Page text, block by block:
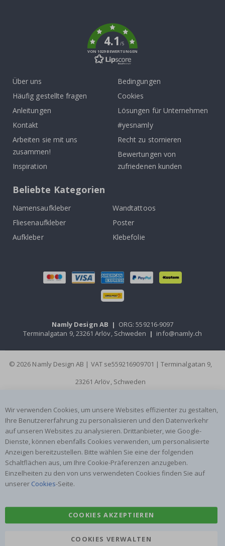
4.1/5
VON 1029 BEWERTUNGEN
Über uns
Häufig gestellte fragen
Anleitungen
Kontakt
Arbeiten sie mit uns
zusammen!
Inspiration
Bedingungen
Cookies
Lösungen für Unternehmen
#yesnamly
Recht zu stornieren
Bewertungen von
zufriedenen kunden
Beliebte Kategorien
Namensaufkleber
Wandtattoos
Fliesenaufkleber
Poster
Aufkleber
Klebefolie
Namly Design AB | ORG: 559216-9097
Terminalgatan 9, 23261 Arlöv, Schweden | info@namly.ch
© 2026 Namly Design AB | VAT se559216909701 | Terminalgatan 9,
23261 Arlöv, Schweden
Wir verwenden Cookies, um unsere Websites effizienter zu gestalten,
Ihre Benutzererfahrung zu personalisieren und den Datenverkehr
auf unseren Websites zu analysieren. Drittanbieter, wie Google-
Dienste, können ebenfalls Cookies verwenden, um personalisierte
Anzeigen bereitzustellen. Bitte wählen Sie eine der folgenden
Schaltflächen aus, um Ihre Cookie-Präferenzen anzugeben.
Einzelheiten zu den von uns verwendeten Cookies finden Sie auf
unserer Cookies-Seite.
COOKIES AKZEPTIEREN
COOKIES VERWALTEN